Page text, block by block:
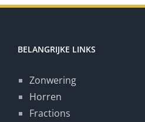
BELANGRIJKE LINKS
Zonwering
Horren
Fractions